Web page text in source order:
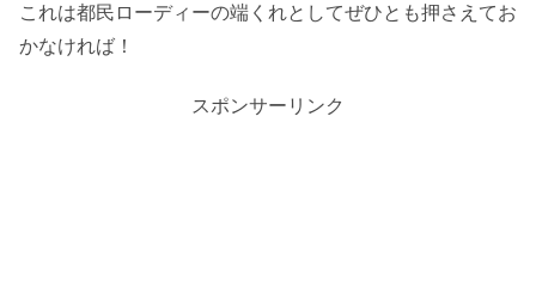
これは都民ローディーの端くれとしてぜひとも押さえてお
かなければ！
スポンサーリンク